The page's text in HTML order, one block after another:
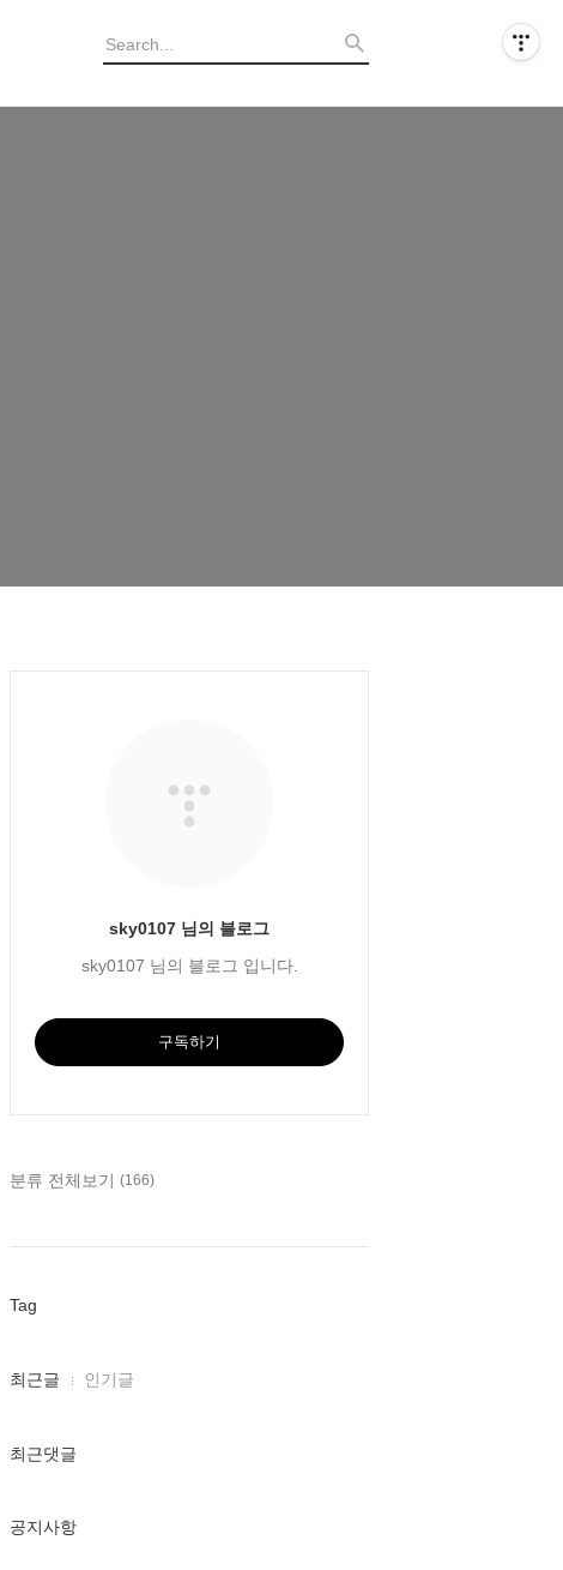
sky0107 님의 블로그
sky0107 님의 블로그 입니다.
구독하기
분류 전체보기 (166)
Tag
최
인
최근글 인기글
최근댓글
공지사항